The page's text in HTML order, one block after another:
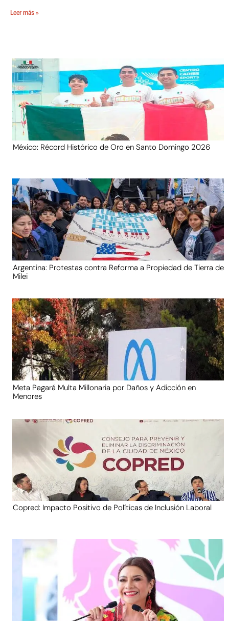
Leer más »
México: Récord Histórico de Oro en Santo Domingo 2026
Argentina: Protestas contra Reforma a Propiedad de Tierra de
Milei
Meta Pagará Multa Millonaria por Daños y Adicción en
Menores
Copred: Impacto Positivo de Políticas de Inclusión Laboral